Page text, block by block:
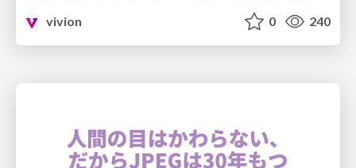
vivion
0 240